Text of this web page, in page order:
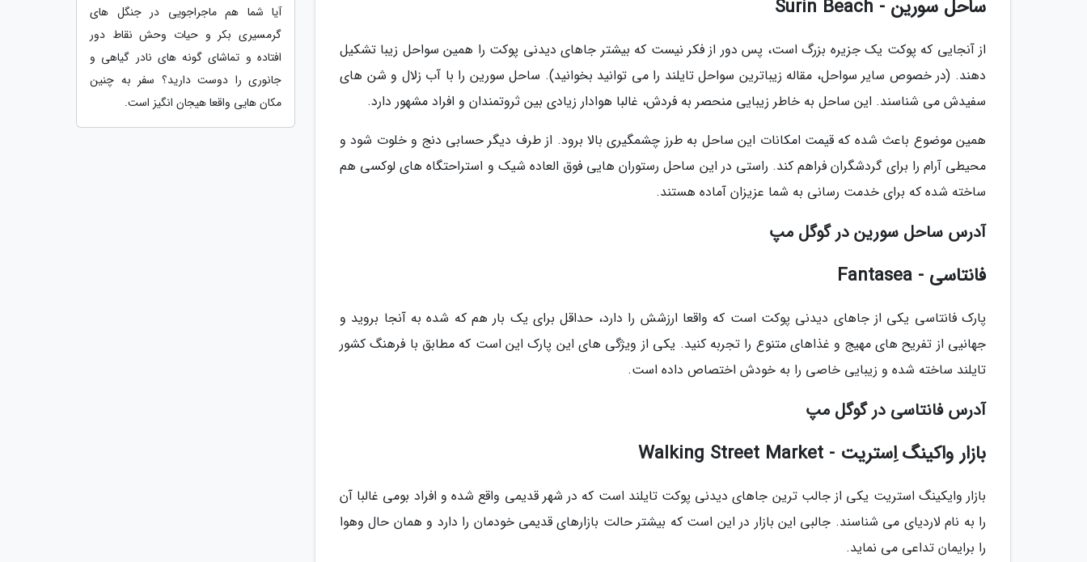
ساحل سورین - Surin Beach
از آنجایی که پوکت یک جزیره بزرگ است، پس دور از فکر نیست که بیشتر جاهای دیدنی پوکت را همین سواحل زیبا تشکیل
دهند. (در خصوص سایر سواحل، مقاله زیباترین سواحل تایلند را می توانید بخوانید). ساحل سورین را با آب زلال و شن های
سفیدش می شناسند. این ساحل به خاطر زیبایی منحصر به فردش، غالبا هوادار زیادی بین ثروتمندان و افراد مشهور دارد.
همین موضوع باعث شده که قیمت امکانات این ساحل به طرز چشمگیری بالا برود. از طرف دیگر حسابی دنج و خلوت شود و
محیطی آرام را برای گردشگران فراهم کند. راستی در این ساحل رستوران هایی فوق العاده شیک و استراحتگاه های لوکسی هم
ساخته شده که برای خدمت رسانی به شما عزیزان آماده هستند.
آدرس ساحل سورین در گوگل مپ
فانتاسی - Fantasea
پارک فانتاسی یکی از جاهای دیدنی پوکت است که واقعا ارزشش را دارد، حداقل برای یک بار هم که شده به آنجا بروید و
جهانیی از تفریح های مهیج و غذاهای متنوع را تجربه کنید. یکی از ویژگی های این پارک این است که مطابق با فرهنگ کشور
تایلند ساخته شده و زیبایی خاصی را به خودش اختصاص داده است.
آدرس فانتاسی در گوگل مپ
بازار واکینگ اِستریت - Walking Street Market
بازار وایکینگ استریت یکی از جالب ترین جاهای دیدنی پوکت تایلند است که در شهر قدیمی واقع شده و افراد بومی غالبا آن
را به نام لاردیای می شناسند. جالبی این بازار در این است که بیشتر حالت بازارهای قدیمی خودمان را دارد و همان حال وهوا
را برایمان تداعی می نماید.
آیا شما هم ماجراجویی در جنگل های
گرمسیری بکر و حیات وحش نقاط دور
افتاده و تماشای گونه های نادر گیاهی و
جانوری را دوست دارید؟ سفر به چنین
مکان هایی واقعا هیجان انگیز است.